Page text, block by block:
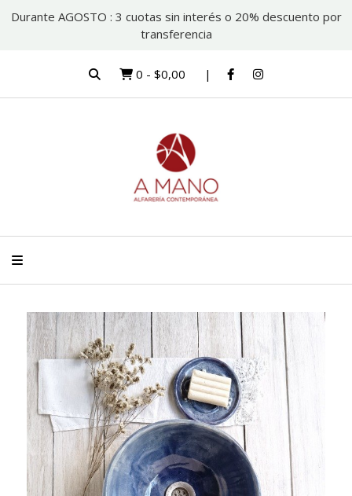
Durante AGOSTO : 3 cuotas sin interés o 20% descuento por
transferencia
0 - $0,00